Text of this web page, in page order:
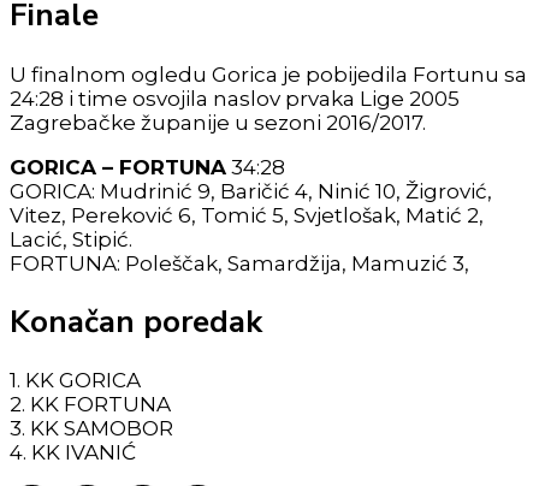
Finale
U finalnom ogledu Gorica je pobijedila Fortunu sa
24:28 i time osvojila naslov prvaka Lige 2005
Zagrebačke županije u sezoni 2016/2017.
GORICA – FORTUNA 34:28
GORICA: Mudrinić 9, Baričić 4, Ninić 10, Žigrović,
Vitez, Pereković 6, Tomić 5, Svjetlošak, Matić 2,
Lacić, Stipić.
FORTUNA: Poleščak, Samardžija, Mamuzić 3,
Konačan poredak
1. KK GORICA
2. KK FORTUNA
3. KK SAMOBOR
4. KK IVANIĆ